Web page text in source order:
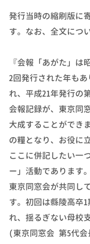
発行当時の縮刷版に
す。なお、全文につ
『会報「あがた」は
2回発行された年も
れ、平成21年発行の
会報記録が、東京同
大成することができ
の糧となり、お役に
ここに併記したい一
ー」活動であります
東京同窓会が共同し
す。初回は縣陵高卒
れ、揺るぎない母校
(東京同窓会 第5代